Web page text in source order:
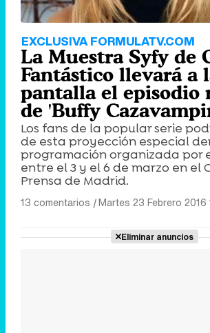
EXCLUSIVA FORMULATV.COM
La Muestra Syfy de
Fantástico llevará a
pantalla el episodio
de 'Buffy
Los fans de la popular serie
de esta proyección especial
programación organizada por
entre el 3 y el 6 de marzo en el
Prensa de Madrid.
13 comentarios |Martes 23 Febrero 2016
Eliminar anuncios